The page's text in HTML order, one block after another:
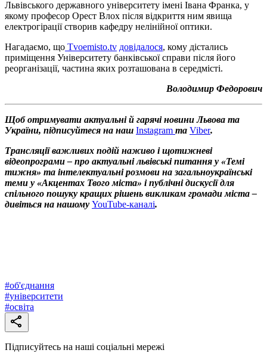
Львівського державного університету імені Івана Франка, у
якому професор Орест Влох після відкриття ним явища
електрогірації створив кафедру нелінійної оптики.
Нагадаємо, що Tvoemisto.tv довідалося, кому дістались
приміщення Університету банківської справи після його
реорганізації, частина яких розташована в середмісті.
Володимир Федорович
Щоб отримувати актуальні й гарячі новини Львова та
України, підписуйтеся на наш Instagram та Viber.
Трансляції важливих подій наживо і щотижневі
відеопрограми – про актуальні львівські питання у «Темі
тижня» та інтелектуальні розмови на загальноукраїнські
теми у «Акцентах Твого міста» і публічні дискусії для
спільного пошуку кращих рішень викликам громади міста –
дивіться на нашому YouTube-каналі.
#об'єднання
#університети
#освіта
Підписуйтесь на наші соціальні мережі